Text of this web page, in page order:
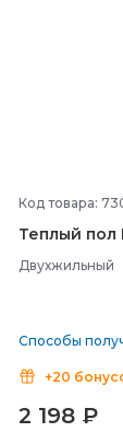
Код товара:
Теплый пол
Двухжильный
Способы
+20
2 198 ₽